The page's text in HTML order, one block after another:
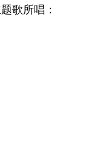
歌所唱：